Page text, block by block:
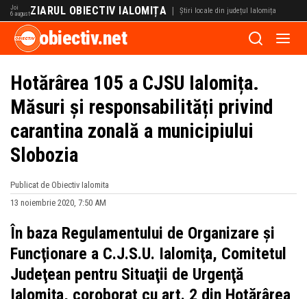
Joi
6 augustZIARUL OBIECTIV IALOMIȚA | Știri locale din județul Ialomița
obiectiv.net
Hotărârea 105 a CJSU Ialomița.
Măsuri și responsabilități privind
carantina zonală a municipiului
Slobozia
Publicat de Obiectiv Ialomita
13 noiembrie 2020, 7:50 AM
În baza Regulamentului de Organizare şi
Funcţionare a C.J.S.U. Ialomiţa, Comitetul
Judeţean pentru Situaţii de Urgenţă
Ialomiţa, coroborat cu art. 2 din Hotărârea